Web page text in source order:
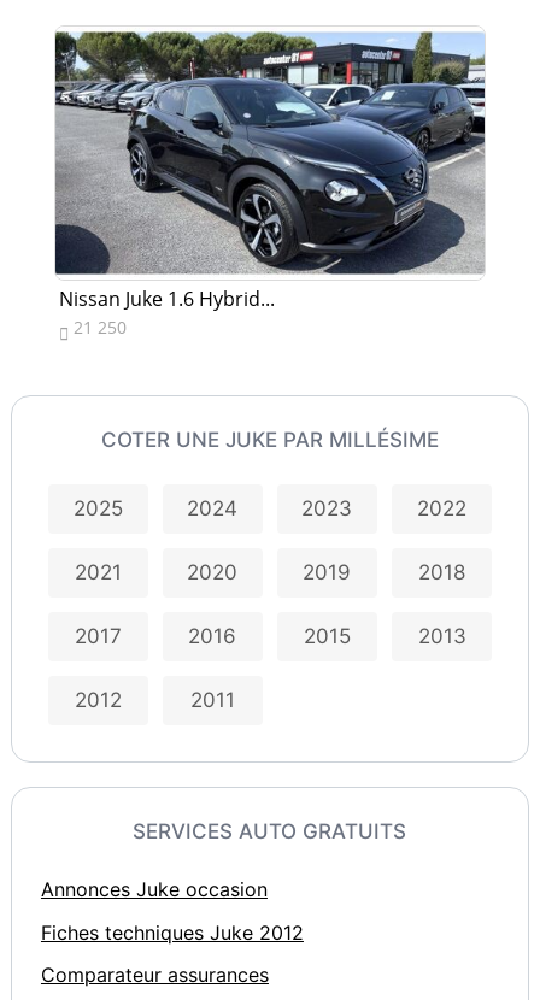
Nissan Juke 1.6 Hybrid...
 21 250
COTER UNE JUKE PAR MILLÉSIME
2025 2024 2023 2022
2021 2020 2019 2018
2017 2016 2015 2013
2012 2011
SERVICES AUTO GRATUITS
Annonces Juke occasion
Fiches techniques Juke 2012
Comparateur assurances